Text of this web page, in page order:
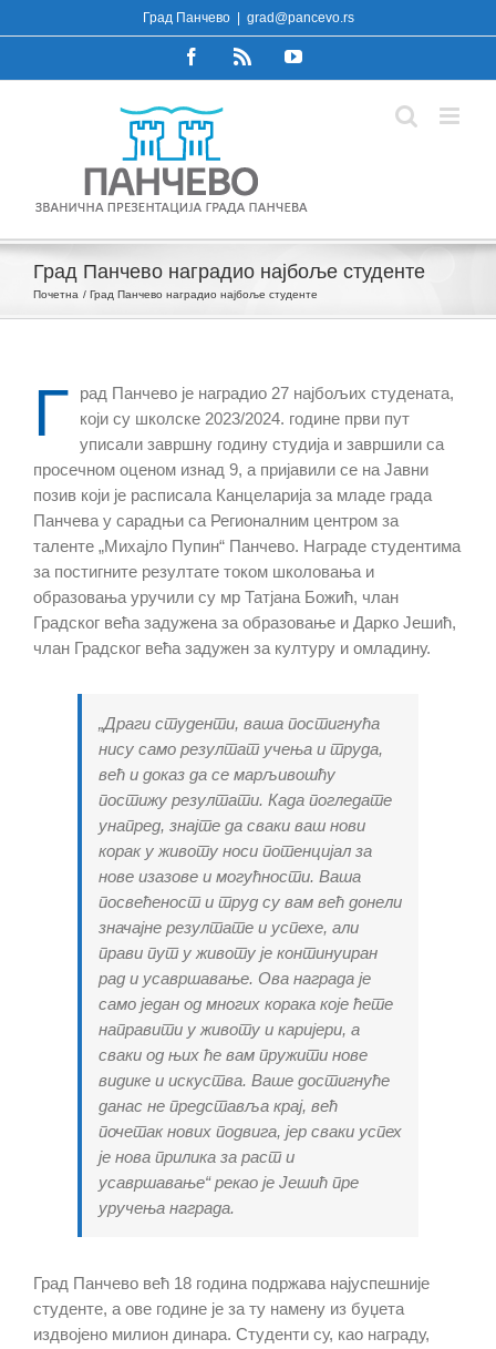
to
Град Панчево grad@pancevo.rs
FacebookRss YouTube
Град Панчево наградио најбоље студенте
Почетна Град Панчево наградио најбоље студенте
Г
рад Панчево je наградио 27 најбољих студената,
који су школскe 2023/2024. године први пут
уписали завршну годину студија и завршили са
просечном оценом изнад 9, а пријавили се на Јавни
позив који је расписала Канцеларија за младе града
Панчева у сарадњи са Регионалним центром за
таленте „Михајло Пупин“ Панчево. Награде студентима
за постигните резултате током школовања и
образовања уручили су мр Татјана Божић, члан
Градског већа задужена за образовање и Дарко Јешић,
члан Градског већа задужен за културу и омладину.
„Драги студенти, ваша постигнућа
нису само резултат учења и труда,
већ и доказ да се марљивошћу
постижу резултати. Када погледате
унапред, знајте да сваки ваш нови
корак у животу носи потенцијал за
нове изазове и могућности. Ваша
посвећеност и труд су вам већ донели
значајне резултате и успехе, али
прави пут у животу је континуиран
рад и усавршавање. Ова награда је
само један од многих корака које ћете
направити у животу и каријери, а
сваки од њих ће вам пружити нове
видике и искуства. Ваше достигнуће
данас не представља крај, већ
почетак нових подвига, јер сваки успех
је нова прилика за раст и
усавршавање“ рекао је Јешић пре
уручења награда.
Град Панчево већ 18 година подржава најуспешније
студенте, а ове године је за ту намену из буџета
издвојено милион динара. Студенти су, као награду,